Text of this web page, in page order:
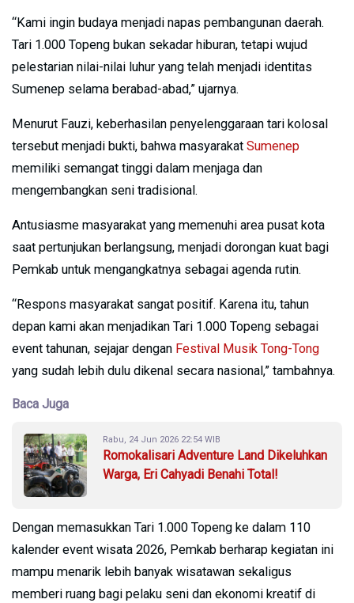
“Kami ingin budaya menjadi napas pembangunan daerah.
Tari 1.000 Topeng bukan sekadar hiburan, tetapi wujud
pelestarian nilai-nilai luhur yang telah menjadi identitas
Sumenep selama berabad-abad,” ujarnya.
Menurut Fauzi, keberhasilan penyelenggaraan tari kolosal
tersebut menjadi bukti, bahwa masyarakat Sumenep
memiliki semangat tinggi dalam menjaga dan
mengembangkan seni tradisional.
Antusiasme masyarakat yang memenuhi area pusat kota
saat pertunjukan berlangsung, menjadi dorongan kuat bagi
Pemkab untuk mengangkatnya sebagai agenda rutin.
“Respons masyarakat sangat positif. Karena itu, tahun
depan kami akan menjadikan Tari 1.000 Topeng sebagai
event tahunan, sejajar dengan Festival Musik Tong-Tong
yang sudah lebih dulu dikenal secara nasional,” tambahnya.
Baca Juga
Rabu, 24 Jun 2026 22:54 WIB
Romokalisari Adventure Land Dikeluhkan
Warga, Eri Cahyadi Benahi Total!
Dengan memasukkan Tari 1.000 Topeng ke dalam 110
kalender event wisata 2026, Pemkab berharap kegiatan ini
mampu menarik lebih banyak wisatawan sekaligus
memberi ruang bagi pelaku seni dan ekonomi kreatif di